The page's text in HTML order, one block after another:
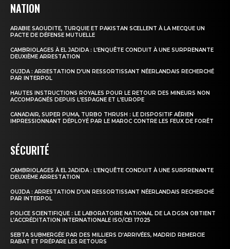
NATION
ARABIE SAOUDITE, TURQUIE ET PAKISTAN SCELLENT À LA MECQUE UN
PACTE DE DÉFENSE MUTUELLE
CAMBRIOLAGES À EL JADIDA : L’ENQUÊTE CONDUIT À UNE SURPRENANTE
DEUXIÈME ARRESTATION
OUJDA : ARRESTATION D’UN RESSORTISSANT NÉERLANDAIS RECHERCHÉ
PAR INTERPOL
HAUTES INSTRUCTIONS ROYALES POUR LE RETOUR DES MINEURS NON
ACCOMPAGNÉS DEPUIS L’ESPAGNE ET L’EUROPE
CANADAIR, SUPER PUMA, TURBO THRUSH : LE DISPOSITIF AÉRIEN
IMPRESSIONNANT DÉPLOYÉ PAR LE MAROC CONTRE LES FEUX DE FORÊT
SÉCURITÉ
CAMBRIOLAGES À EL JADIDA : L’ENQUÊTE CONDUIT À UNE SURPRENANTE
DEUXIÈME ARRESTATION
OUJDA : ARRESTATION D’UN RESSORTISSANT NÉERLANDAIS RECHERCHÉ
PAR INTERPOL
POLICE SCIENTIFIQUE : LE LABORATOIRE NATIONAL DE LA DGSN OBTIENT
L’ACCRÉDITATION INTERNATIONALE ISO/CEI 17025
SEBTA SUBMERGÉE PAR DES MILLIERS D’ARRIVÉES, MADRID REMERCIE
RABAT ET PRÉPARE LES RETOURS